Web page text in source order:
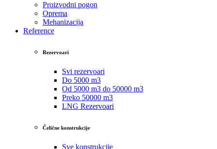
Proizvodni pogon
Oprema
Mehanizacija
Reference
Rezervoari
Svi rezervoari
Do 5000 m3
Od 5000 m3 do 50000 m3
Preko 50000 m3
LNG Rezervoari
Čelične konstrukcije
Sve konstrukcije